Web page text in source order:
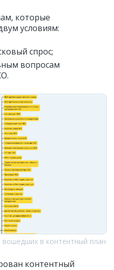
которые
условиям:
спрос;
вопросам
вошедших в контентный план
контентный